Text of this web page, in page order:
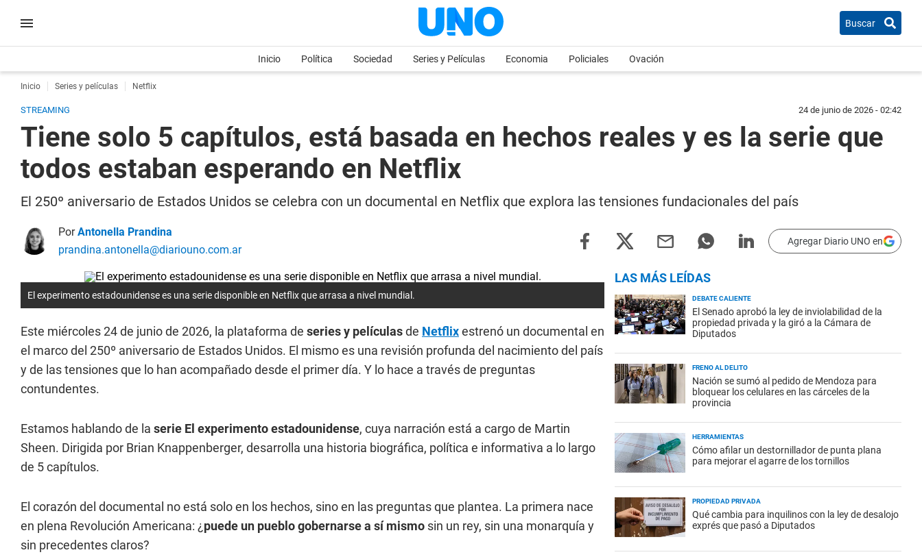
Buscar
Inicio Política Sociedad Series y Películas Economia Policiales Ovación
Inicio Series y películas Netflix
STREAMING 24 de junio de 2026 - 02:42
Tiene solo 5 capítulos, está basada en hechos reales y es la serie que
todos estaban esperando en Netflix
El 250º aniversario de Estados Unidos se celebra con un documental en Netflix que explora las tensiones fundacionales del país
PorAntonella Prandina
prandina.antonella@diariouno.com.ar
Agregar Diario UNO en
El experimento estadounidense es una serie disponible en Netflix que arrasa a nivel mundial.
Este miércoles 24 de junio de 2026, la plataforma de series y películasde Netflixestrenó un documental en
el marco del 250º aniversario de Estados Unidos. El mismo es una revisión profunda del nacimiento del país
y de las tensiones que lo han acompañado desde el primer día. Y lo hace a través de preguntas
contundentes.
Estamos hablando de la serie El experimento estadounidense, cuya narración está a cargo de Martin
Sheen. Dirigida por Brian Knappenberger, desarrolla una historia biográfica, política e informativa a lo largo
de 5 capítulos.
El corazón del documental no está solo en los hechos, sino en las preguntas que plantea. La primera nace
en plena Revolución Americana: ¿ puede un pueblo gobernarse a sí mismo sin un rey, sin una monarquía y
sin precedentes claros?
LAS MÁS LEÍDAS
DEBATE CALIENTE
El Senado aprobó la ley de inviolabilidad de la
propiedad privada y la giró a la Cámara de
Diputados
FRENO AL DELITO
Nación se sumó al pedido de Mendoza para
bloquear los celulares en las cárceles de la
provincia
HERRAMIENTAS
Cómo afilar un destornillador de punta plana
para mejorar el agarre de los tornillos
PROPIEDAD PRIVADA
Qué cambia para inquilinos con la ley de desalojo
exprés que pasó a Diputados